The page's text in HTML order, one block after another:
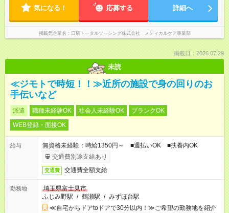
気になる！ 応募する 詳細へ
掲載元企業名 日研トータルソーシング株式会社 メディカルケア事業部
掲載日：2026.07.29
未読
≪ジモトで時短！！≫近所の施設で身の回りのお
手伝いなど
派遣 職種未経験OK 社会人未経験OK
ブランクOK
WEB登録・面接OK
給与
無資格未経験：時給1350円～ ■週払いOK ■扶養内OK
交通費別途支給あり
交通費 交通費全額支給
勤務地
埼玉県富士見市
ふじみ野駅 / 鶴瀬駅 / みずほ台駅
≪自宅からドアtoドアで30分以内！≫ご希望の勤務地を紹介